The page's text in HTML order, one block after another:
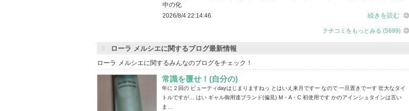
ン
に
お
気
に
入
中の化
2026/8/4 22:14:46 続きを読む
クチコミをもっとみる (5699)
ローラ メルシエに関するブログ最新情報
ローラ メルシエに関するみんなのブログをチェック！
常識を覆せ！(自分の)
年に２回の ビューティdayはじまりますねっ とはいえ来月ですー なので 一旦置きでーす 壮大なタイ
トルですが… はい ギャル御用達ブランド(偏見) M・A・C 初使用です かのアインシュタインは言い
ま…